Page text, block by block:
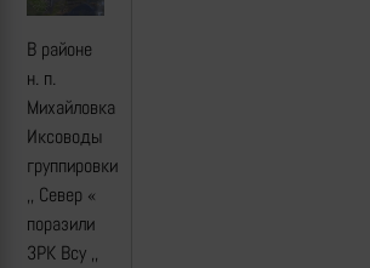
В районе
н. п.
Михайловка
Иксоводы
группировки
,, Север «
поразили
ЗРК Всу ,,